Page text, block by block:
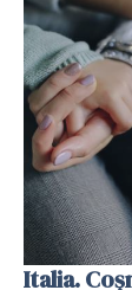
Italia.